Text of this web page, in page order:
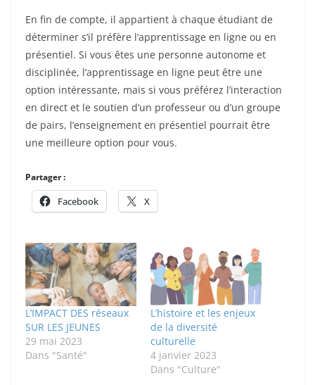
En fin de compte, il appartient à chaque étudiant de
déterminer s’il préfère l’apprentissage en ligne ou en
présentiel. Si vous êtes une personne autonome et
disciplinée, l’apprentissage en ligne peut être une
option intéressante, mais si vous préférez l’interaction
en direct et le soutien d’un professeur ou d’un groupe
de pairs, l’enseignement en présentiel pourrait être
une meilleure option pour vous.
Partager :
Facebook X
L’IMPACT DES réseaux
SUR LES JEUNES
29 mai 2023
Dans "Santé"
L’histoire et les enjeux
de la diversité
culturelle
4 janvier 2023
Dans "Culture"